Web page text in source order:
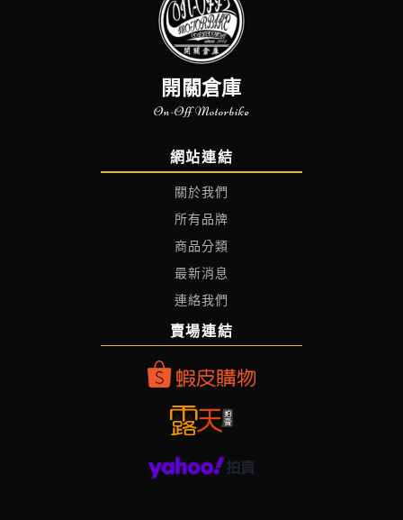
開關倉庫
On-Off Motorbike
網站連結
關於我們
所有品牌
商品分類
最新消息
連絡我們
賣場連結